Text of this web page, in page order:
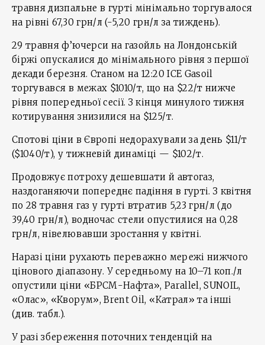
травня дизпальне в гурті мінімально торгувалося
на рівні 67,30 грн/л (-5,20 грн/л за тиждень).
29 травня ф’ючерси на газойль на Лондонській
біржі опускалися до мінімального рівня з першої
декади березня. Станом на 12:20 ICE Gasoil
торгувався в межах $1010/т, що на $22/т нижче
рівня попередньої сесії. З кінця минулого тижня
котирування знизилися на $125/т.
Спотові ціни в Європі недорахували за день $11/т
($1040/т), у тижневій динаміці — $102/т.
Продовжує потроху дешевшати й автогаз,
наздоганяючи попереднє падіння в гурті. З квітня
по 28 травня газ у гурті втратив 5,23 грн/л (до
39,40 грн/л), водночас стели опустилися на 0,28
грн/л, нівелювавши зростання у квітні.
Наразі ціни рухають переважно мережі нижчого
цінового діапазону. У середньому на 10–71 коп./л
опустили ціни «БРСМ-Нафта», Parallel, SUNOIL,
«Олас», «Кворум», Brent Oil, «Катрал» та інші
(див. табл.).
У разі збереження поточних тенденцій на